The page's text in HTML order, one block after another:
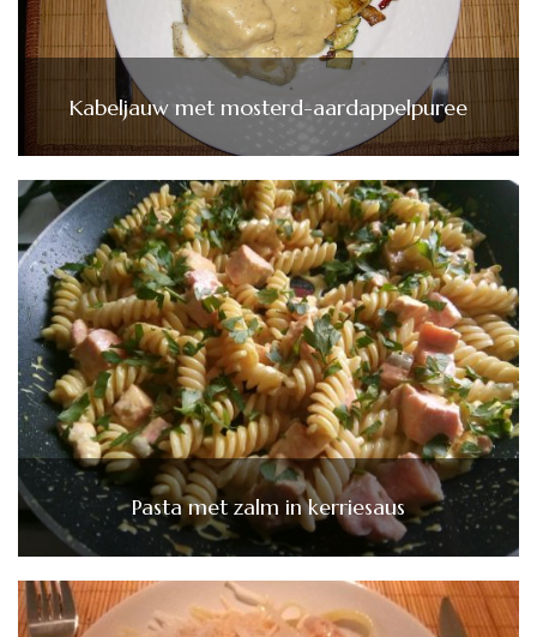
Kabeljauw met mosterd-aardappelpuree
Pasta met zalm in kerriesaus